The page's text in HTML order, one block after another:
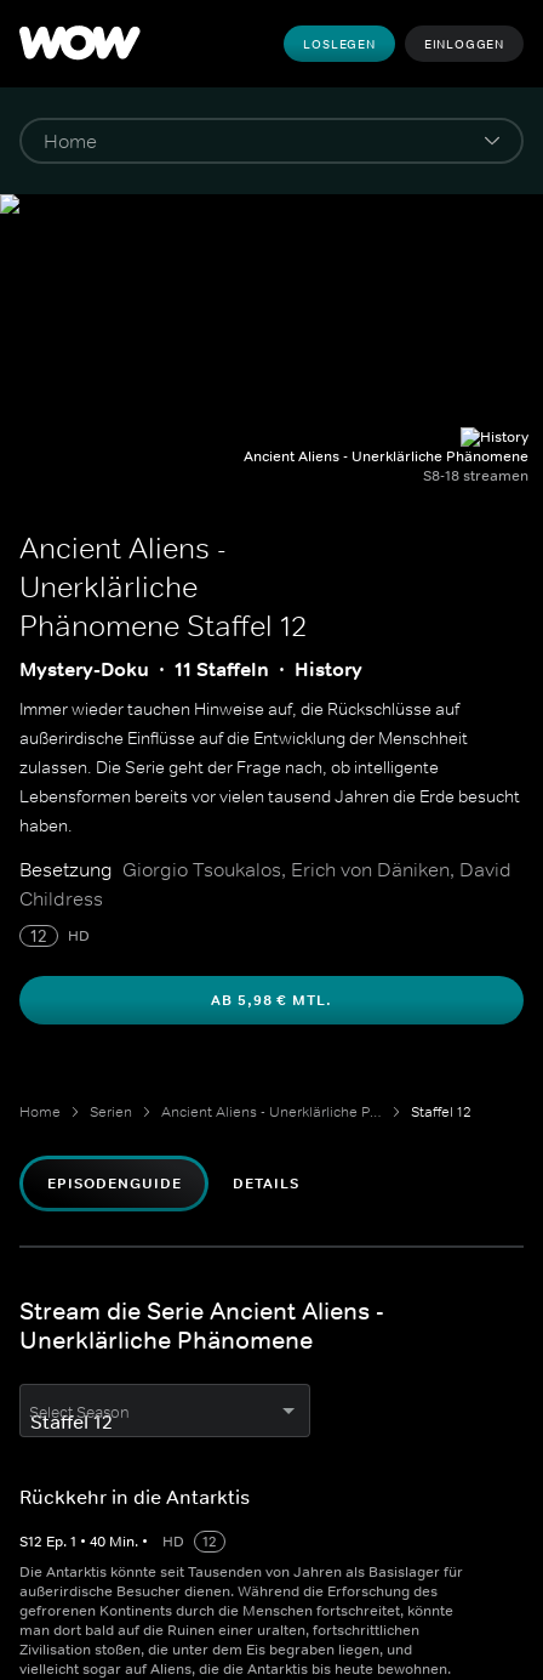
LOSLEGEN EINLOGGEN
Ancient Aliens - Unerklärliche Phänomene
S8-18 streamen
Ancient Aliens -
Unerklärliche
Phänomene Staffel 12
Mystery-Doku 11 Staffeln History
Immer wieder tauchen Hinweise auf, die Rückschlüsse auf
außerirdische Einflüsse auf die Entwicklung der Menschheit
zulassen. Die Serie geht der Frage nach, ob intelligente
Lebensformen bereits vor vielen tausend Jahren die Erde besucht
haben.
Besetzung Giorgio Tsoukalos, Erich von Däniken, David
Childress
12 HD
AB 5,98 € MTL.
Home Serien Ancient Aliens - Unerklärliche Phänomene Staffel 12
EPISODENGUIDE DETAILS
Stream die Serie Ancient Aliens -
Unerklärliche Phänomene
Select Season
Rückkehr in die Antarktis
S12 Ep.1 • 40 Min. • HD
12
Die Antarktis könnte seit Tausenden von Jahren als Basislager für
außerirdische Besucher dienen. Während die Erforschung des
gefrorenen Kontinents durch die Menschen fortschreitet, könnte
man dort bald auf die Ruinen einer uralten, fortschrittlichen
Zivilisation stoßen, die unter dem Eis begraben liegen, und
vielleicht sogar auf Aliens, die die Antarktis bis heute bewohnen.